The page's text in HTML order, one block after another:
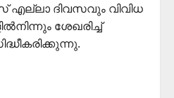
ദിവസവും വിവിധ
ശേഖരിച്ച്